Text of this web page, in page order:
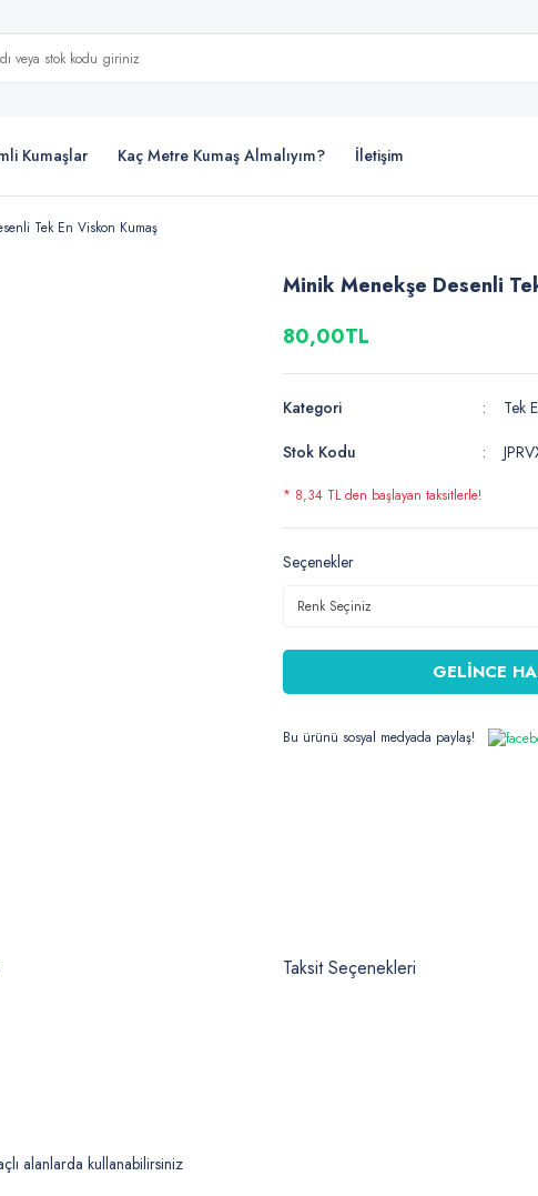
Kumaşlar Kaç Metre Kumaş Almalıyım? İletişim
Tek En Viskon Kumaş
Minik Menekşe Desenli
80,00TL
Kategori
Tek
Stok Kodu
* 8,34 TL den başlayan taksitlerle!
Seçenekler
GELİNCE
Bu ürünü sosyal medyada paylaş!
Taksit Seçenekleri
alanlarda kullanabilirsiniz